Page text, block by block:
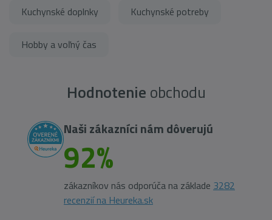
Kuchynské doplnky Kuchynské potreby
Hobby a voľný čas
Hodnotenie obchodu
Naši zákazníci nám dôverujú
92%
zákazníkov nás odporúča na základe 3282
recenzií na Heureka.sk